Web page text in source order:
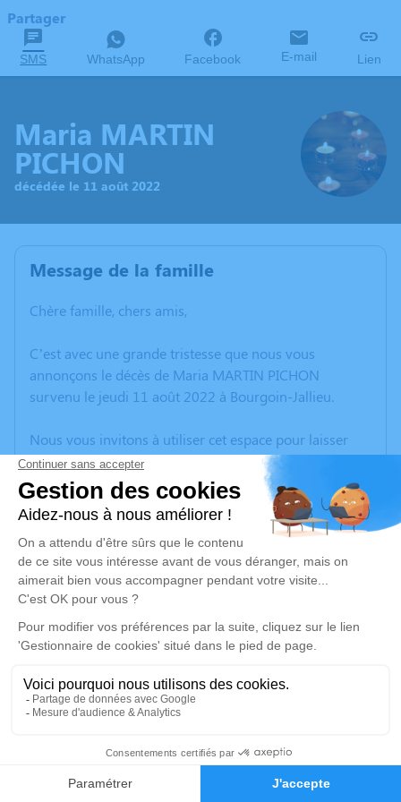
Faire-part Hommages
Partager
SMS WhatsApp Facebook E-mail Lien
Maria MARTIN
PICHON
décédée le 11 août 2022
Message de la famille
Chère famille, chers amis,
C’est avec une grande tristesse que nous vous
annonçons le décès de Maria MARTIN PICHON
survenu le jeudi 11 août 2022 à Bourgoin-Jallieu.
Nous vous invitons à utiliser cet espace pour laisser
vos condoléances, partager des photos souvenirs, une
anecdote ou exprimer vos pensées à travers des
poèmes ou des textes. Cet endroit est un lieu
d'expression dédié à honorer la mémoire de Maria
MARTIN PICHON.
Un service de plantation d’arbre hommage est
disponible ici.
Je rends hommage
Cérémonie
salle boudrier
38300 Bourgoin Jallieu